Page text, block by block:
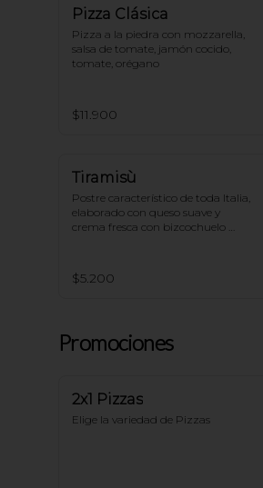
Pizza Clásica
Pizza a la piedra con mozzarella,
salsa de tomate, jamón cocido,
tomate, orégano
$11.900
Tiramisù
Postre característico de toda Italia,
elaborado con queso suave y
crema fresca con bizcochuelo
$5.200
Promociones
2x1 Pizzas
Elige la variedad de Pizzas